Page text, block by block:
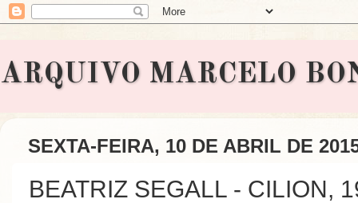
ARQUIVO MARCELO
SEXTA-FEIRA, 10 DE ABRIL DE
BEATRIZ SEGALL - CILION,